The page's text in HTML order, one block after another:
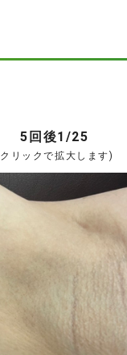
5回後1/25
リックで拡大します)